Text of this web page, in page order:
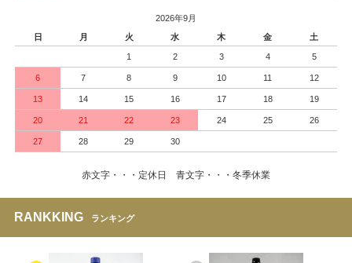
2026年9月
日
月 火 水 木 金 土
1 2 3 4 5
6 7 8 9 10 11 12
13 14 15 16 17 18 19
20 21 22 23 24 25 26
27 28 29 30
赤文字・・・定休日 青文字・・・冬季休業
RANKKING ランキング